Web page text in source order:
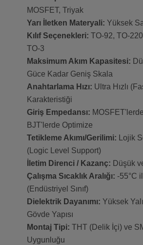
MOSFET, Triyak
Yarı İletken Materyali: Yüksek
Kılıf Seçenekleri: TO-92, TO-
TO-3
Maksimum Akım Kapasitesi:
Güce Kadar Geniş Skala
Anahtarlama Hızı: Ultra Hızlı
Karakteristiği
Giriş Empedansı:
BJT'lerde Optimize
Tetikleme Akımı/Gerilimi: Lojik
(Logic Level Support)
İletim Direnci / Kazanç: Düşük
Çalışma Sıcaklık Aralığı: -55°C
(Endüstriyel Sınıf)
Dielektrik Dayanımı: Yüksek
Gövde Yapısı
Montaj Tipi: THT (Delik İçi) ve
Uygunluğu